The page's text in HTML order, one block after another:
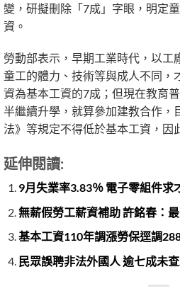
變，研擬刪除「7成」字眼，明定
資。
勞動部表示，早期工業時代，以工
童工的體力、技術等與成人不同，
資為基本工資的7成；但現在教育
半繼續升學，就算參加建教合作，
法》等規定不得低於基本工資，因
延伸閱讀:
9月失業率3.83％ 電子零組件求
無薪假勞工薪資補助 許銘春：
基本工資110年調漲勞保逕調
民眾誤聘非法外國人 逾七成未